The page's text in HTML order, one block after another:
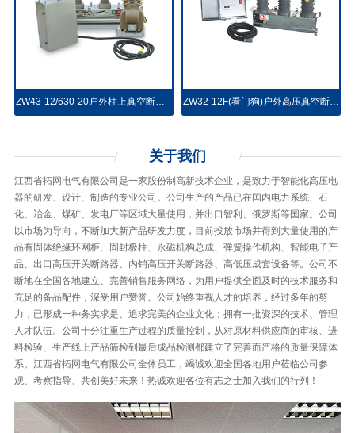
ZW43-12/630-20户外柱上真空断路器(永磁、弹操) ZW32-12F(看门狗)户外高压真空断路器
关于我们
江西省拓网电气有限公司是一家股份制高新技术企业，是致力于智能化高压电
器的研发、设计、制造的专业公司。公司生产的产品已在国内电力系统、石
化、冶金、煤矿、发电厂等区域大量使用，并出口智利、俄罗斯等国家。公司
以市场为导向，不断加大新产品研发力度，目前投放市场并得到大量使用的产
品有固体绝缘环网柜、固封极柱、永磁机构总成、弹簧操作机构、智能电子产
品、出口高压开关断路器、内销高压开关断路器、高低压成套设备等。公司不
断地在全国各地建立、完善销售服务网络，为用户提供全面及时的技术服务和
充足的备品配件，深受用户赞誉。公司始终重视人才的培养，经过多年的努
力，已形成一种务实求是、追求完美的企业文化；拥有一批资深的技术、管理
人才队伍。公司十分注重生产过程的质量控制，从对原材料供应商的审核、进
料检验、生产线上产品筛检到最后成品检测都建立了完善而严格的质量保障体
系。江西省拓网电气有限公司全体员工，竭诚欢迎全国各地用户莅临公司参
观、考察指导、共创美好未来！热诚欢迎各位有志之士加入我们的行列！